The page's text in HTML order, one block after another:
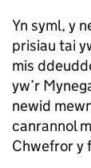
Yn syml, y
prisiau tai
mis
yw’r
newid
canrannol
Chwefror y